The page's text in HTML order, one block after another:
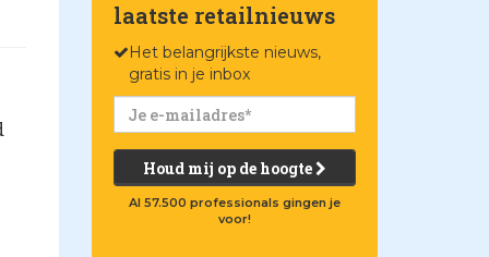
laatste retailnieuws
Het belangrijkste nieuws,
gratis in je inbox
Houd mij op de hoogte
Al 57.500 professionals gingen je
voor!